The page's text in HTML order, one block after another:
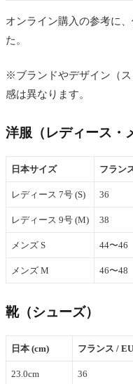
オンライン購入の参考に
た。
※ブランドやデザイン（
感は異なります。
洋服（レディース・
日本サイズ フラン
レディース 7号 (S) 36
レディース 9号 (M) 38
メンズ S 44〜46
メンズ M 46〜48
靴（シューズ）
日本 (cm) フランス / EU
23.0cm 36